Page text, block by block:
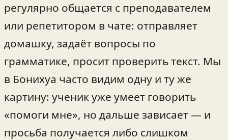
регулярно общается с преподавателем
или репетитором в чате: отправляет
домашку, задаёт вопросы по
грамматике, просит проверить текст. Мы
в Бонихуа часто видим одну и ту же
картину: ученик уже умеет говорить
«помоги мне», но дальше зависает — и
просьба получается либо слишком